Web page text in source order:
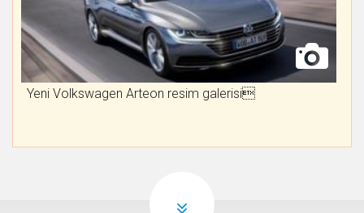
Yeni Volkswagen Arteon resim galerisi